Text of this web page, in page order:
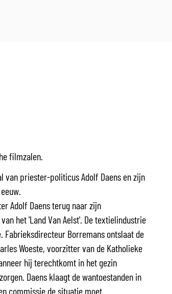
filmzalen.
van priester-politicus Adolf Daens en zijn
Adolf Daens terug naar zijn
het 'Land Van Aelst'. De textielindustrie
Fabrieksdirecteur Borremans ontslaat de
Woeste, voorzitter van de Katholieke
hij terechtkomt in het gezin
Daens klaagt de wantoestanden in
commissie de situatie moet